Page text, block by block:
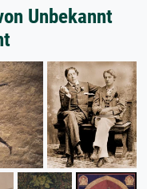
Unbekannt